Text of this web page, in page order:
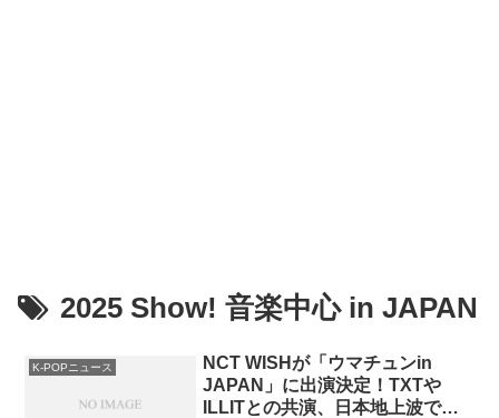
2025 Show! 音楽中心 in JAPAN
K-POPニュース
NCT WISHが「ウマチュンin
JAPAN」に出演決定！TXTや
ILLITとの共演、日本地上波での